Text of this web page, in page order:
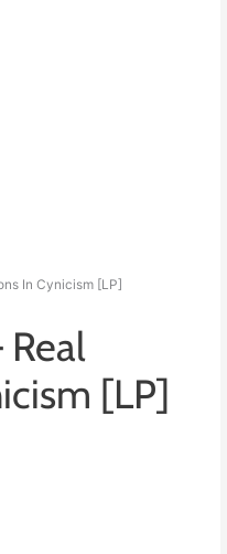
In Cynicism [LP]
Real
[LP]